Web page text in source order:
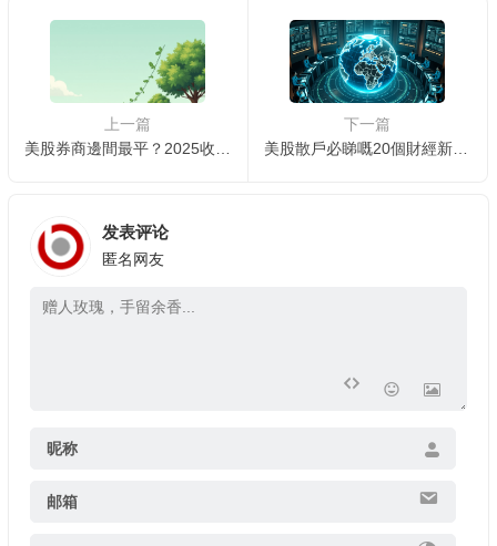
上一篇
美股券商邊間最平？2025收費大比拼
下一篇
美股散戶必睇嘅20個財經新聞平台推薦
发表评论
匿名网友
昵称
邮箱